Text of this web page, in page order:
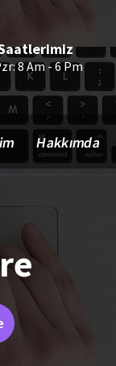
8 Am - 6 Pm
Hakkımda